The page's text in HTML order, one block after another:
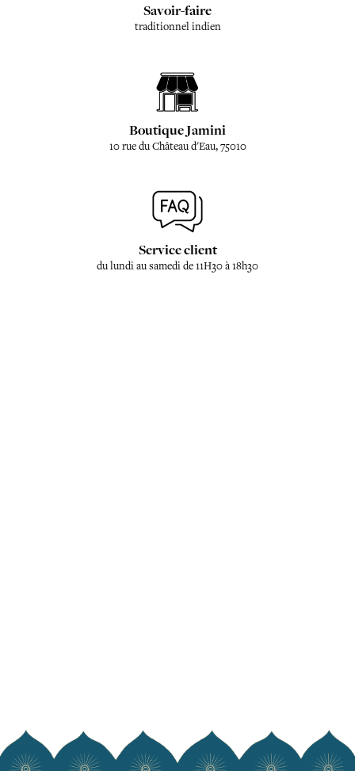
Savoir-faire
traditionnel indien
Boutique Jamini
10 rue du Château d'Eau, 75010
Service client
du lundi au samedi de 11H30 à 18h30